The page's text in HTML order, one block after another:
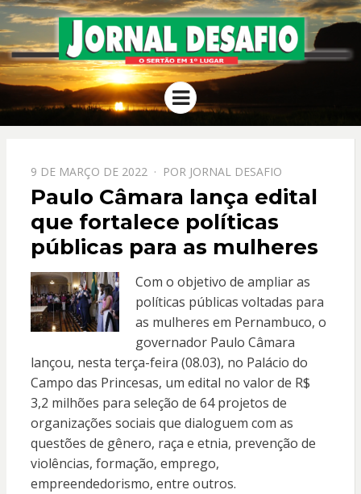
JORNAL
DESAFIO
O Sertão em 1º Lugar
Menu
PPOSTADO
EM
9 DE MARÇO DE 2022 POR JORNAL DESAFIO
Paulo Câmara lança edital
que fortalece políticas
públicas para as mulheres
Com o objetivo de ampliar as
políticas públicas voltadas para
as mulheres em Pernambuco, o
governador Paulo Câmara
lançou, nesta terça-feira (08.03), no Palácio do
Campo das Princesas, um edital no valor de R$
3,2 milhões para seleção de 64 projetos de
organizações sociais que dialoguem com as
questões de gênero, raça e etnia, prevenção de
violências, formação, emprego,
empreendedorismo, entre outros.